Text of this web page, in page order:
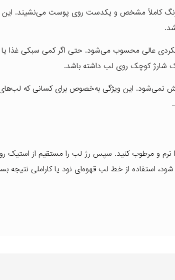
رنگ کاملاً مشخص و یکدست روی پوست می‌نشیند.
رژ مات روزمره عملکردی عالی محسوب می‌شود. حتی اگر کمی سبکی
شارژ کوچک روی لب داشته باشد.
نمی‌شود. این ویژگی به‌خصوص برای کسانی که
شماره 425 این است که ابتدا لب‌ها را نرم و مرطوب کنید. سپس رژ لب را مستقیم از
استفاده از خط لب قهوه‌ای نود یا کاراملی نتیجه